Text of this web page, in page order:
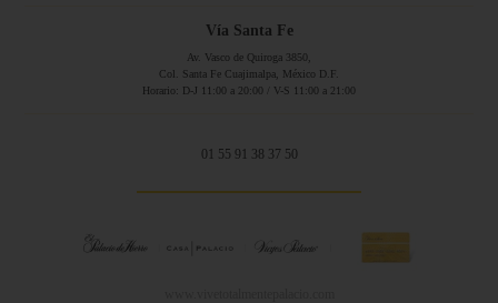
Vía Santa Fe
Av. Vasco de Quiroga 3850,
Col. Santa Fe Cuajimalpa, México D.F.
Horario: D-J 11:00 a 20:00 / V-S 11:00 a 21:00
01 55 91 38 37 50